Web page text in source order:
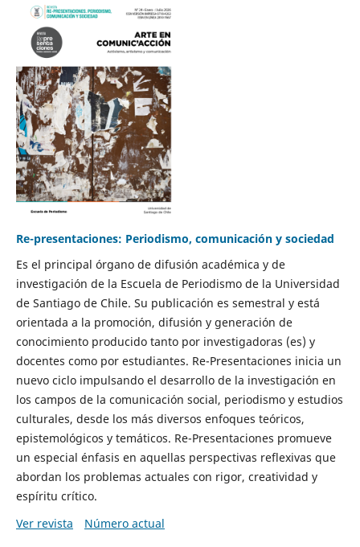
Re-presentaciones: Periodismo, comunicación y sociedad
Es el principal órgano de difusión académica y de
investigación de la Escuela de Periodismo de la Universidad
de Santiago de Chile. Su publicación es semestral y está
orientada a la promoción, difusión y generación de
conocimiento producido tanto por investigadoras (es) y
docentes como por estudiantes. Re-Presentaciones inicia un
nuevo ciclo impulsando el desarrollo de la investigación en
los campos de la comunicación social, periodismo y estudios
culturales, desde los más diversos enfoques teóricos,
epistemológicos y temáticos. Re-Presentaciones promueve
un especial énfasis en aquellas perspectivas reflexivas que
abordan los problemas actuales con rigor, creatividad y
espíritu crítico.
Ver revista
Número actual